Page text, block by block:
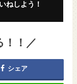
ねしよう！
！！／
シェア